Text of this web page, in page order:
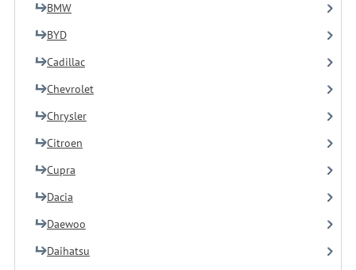
BMW
BYD
Cadillac
Chevrolet
Chrysler
Citroen
Cupra
Dacia
Daewoo
Daihatsu